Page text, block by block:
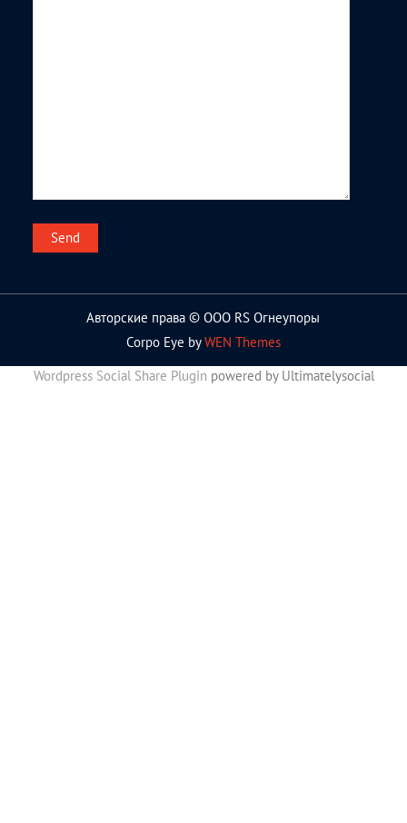
Авторские права © ООО RS Огнеупоры
Corpo Eye byWEN Themes
Wordpress Social Share Plugin powered by Ultimatelysocial